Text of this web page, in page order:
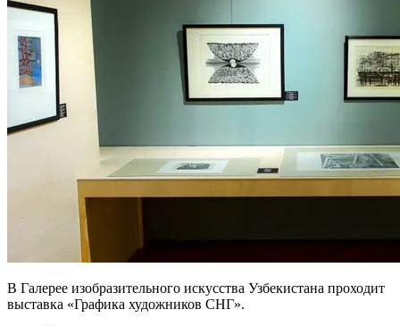
В Галерее изобразительного искусства Узбекистана проходит
выставка «Графика художников СНГ».